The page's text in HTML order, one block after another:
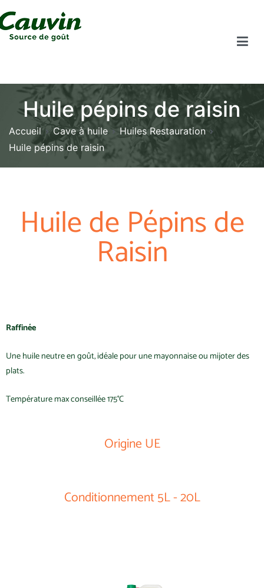
Huile pépins de raisin
Accueil Cave à huile
Huiles Restauration
Huile pépins de raisin
Huile de Pépins de
Raisin
Raffinée
Une huile neutre en goût, idéale pour une mayonnaise ou mijoter des
plats.
Température max conseillée 175°C
Origine UE
Conditionnement 5L - 20L